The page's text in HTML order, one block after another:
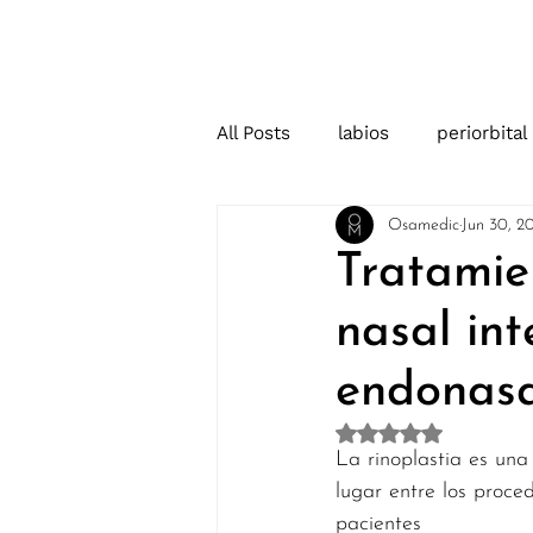
All Posts labios periorbital
nasal
Osamedic Jun 30,
Rated NaN out of
La rinoplastia es
lugar entre los
pacientes